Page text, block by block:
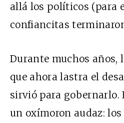
allá los políticos (para
confiancitas
Durante muchos años,
que ahora lastra el
sirvió para gobernarlo.
un oxímoron audaz: